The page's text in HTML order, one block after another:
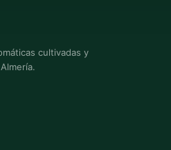
cultivadas y